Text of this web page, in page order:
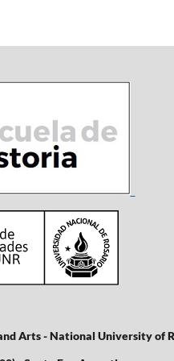
Arts - National University of